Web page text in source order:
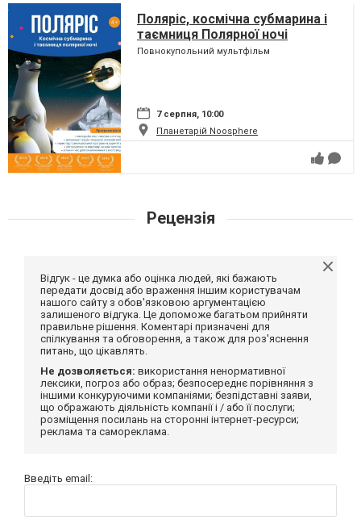
Поляріс, космічна субмарина і
таємниця Полярної ночі
Повнокупольний мультфільм
7 серпня, 10:00
Планетарій Noosphere
Рецензія
Відгук - це думка або оцінка людей, які бажають
передати досвід або враження іншим користувачам
нашого сайту з обов'язковою аргументацією
залишеного відгука. Це допоможе багатьом прийняти
правильне рішення. Коментарі призначені для
спілкування та обговорення, а також для роз'яснення
питань, що цікавлять.
Не дозволяється: використання ненормативної
лексики, погроз або образ; безпосереднє порівняння з
іншими конкуруючими компаніями; безпідставні заяви,
що ображають діяльність компанії і / або її послуги;
розміщення посилань на сторонні інтернет-ресурси;
реклама та самореклама.
Введіть email: